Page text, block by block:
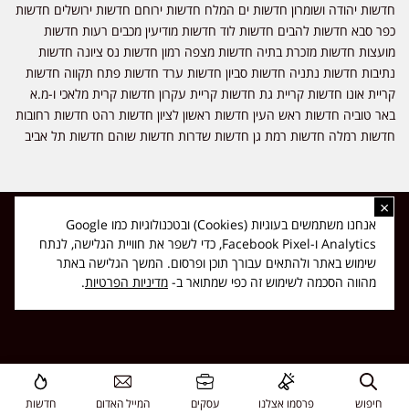
חדשות יהודה ושומרון חדשות ים המלח חדשות ירוחם חדשות ירושלים חדשות
כפר סבא חדשות להבים חדשות לוד חדשות מודיעין מכבים רעות חדשות
מועצות חדשות מזכרת בתיה חדשות מצפה רמון חדשות נס ציונה חדשות
נתיבות חדשות נתניה חדשות סביון חדשות ערד חדשות פתח תקווה חדשות
קריית אונו חדשות קריית גת חדשות קריית עקרון חדשות קרית מלאכי ו-מ.א
באר טוביה חדשות ראש העין חדשות ראשון לציון חדשות רהט חדשות רחובות
חדשות רמלה חדשות רמת גן חדשות שדרות חדשות שוהם חדשות תל אביב
כל הזכויות שמורות ל-ליזה ללוצאשווילי - חדשות אפס שמונה - דיווחים בזמן
אמת, נוסד בשנת 2019 | טל' לפרסומים 054-9759222 מייל מערכת
news08.net@gmail.com
Made with ❤ byDIGITA
חיפוש פרסמו אצלנו עסקים המייל האדום חדשות
×
אנחנו משתמשים בעוגיות (Cookies) ובטכנולוגיות כמו Google
Analytics ו-Facebook Pixel, כדי לשפר את חוויית הגלישה, לנתח
שימוש באתר ולהתאים עבורך תוכן ופרסום. המשך הגלישה באתר
מהווה הסכמה לשימוש זה כפי שמתואר ב- מדיניות הפרטיות.